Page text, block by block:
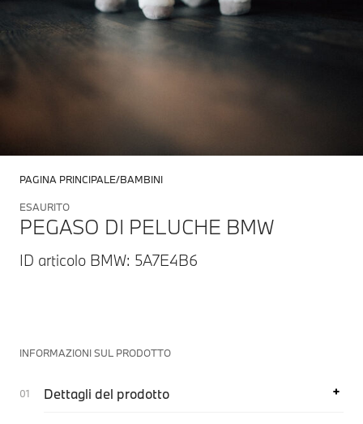
PAGINA PRINCIPALE BAMBINI
ESAURITO
PEGASO DI PELUCHE BMW
ID articolo BMW: 5A7E4B6
INFORMAZIONI SUL PRODOTTO
Dettagli del prodotto